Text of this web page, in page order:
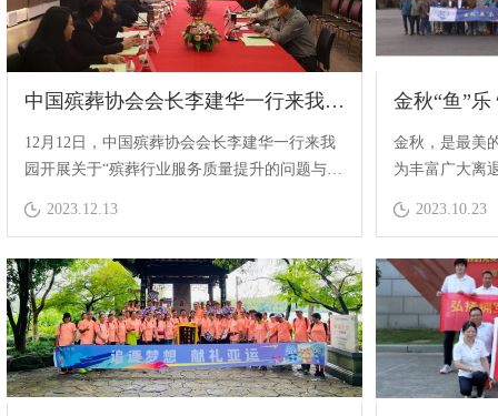
中国殡葬协会会长李建华一行来我园调研
12月12日，中国殡葬协会会长李建华一行来我
园开展关于“殡葬行业服务质量提升的问题与对
辉，省殡葬协会会长余强，省殡葬协会副会
同调研。
2023.12.13
金秋“鱼”
金秋，是最美
为丰富广大离
中心的支持下
干部垂钓比赛
2023.10.23